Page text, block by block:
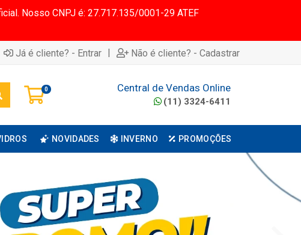
Nosso CNPJ é: 27.717.135/0001-29 ATEF
Já é cliente? - Entrar | Não é cliente? - Cadastrar
0 Central de Vendas Online
(11) 3324-6411
NOVIDADES INVERNO PROMOÇÕES